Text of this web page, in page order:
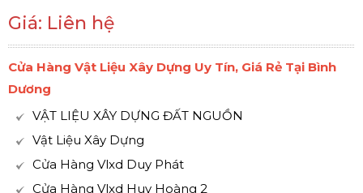
Giá: Liên hệ
Cửa Hàng Vật Liệu Xây Dựng Uy Tín, Giá Rẻ Tại Bình
Dương
VẬT LIỆU XÂY DỰNG ĐẤT NGUỒN
Vật Liệu Xây Dựng
Cửa Hàng Vlxd Duy Phát
Cửa Hàng Vlxd Huy Hoàng 2